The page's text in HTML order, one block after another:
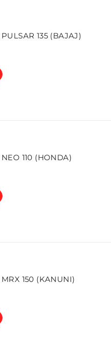
135 (BAJAJ)
110 (HONDA)
150 (KANUNI)